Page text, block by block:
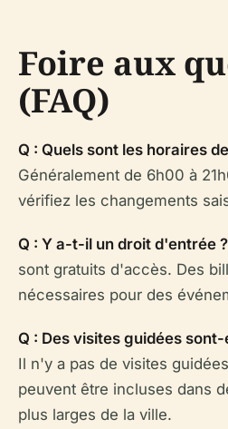
Foire aux
(FAQ)
Q : Quels sont les horaires
Généralement de 6h00 à
vérifiez les changements
Q : Y a-t-il un droit d'entrée ?
sont gratuits d'accès. Des
nécessaires pour des
Q : Des visites guidées
Il n'y a pas de visites
peuvent être incluses dans
plus larges de la ville.